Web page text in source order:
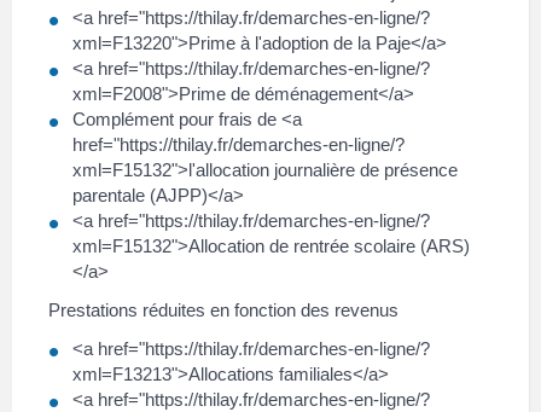
<a href="https://thilay.fr/demarches-en-ligne/?
xml=F13220">Prime à l'adoption de la Paje</a>
<a href="https://thilay.fr/demarches-en-ligne/?
xml=F2008">Prime de déménagement</a>
Complément pour frais de <a
href="https://thilay.fr/demarches-en-ligne/?
xml=F15132">l'allocation journalière de présence
parentale (AJPP)</a>
<a href="https://thilay.fr/demarches-en-ligne/?
xml=F15132">Allocation de rentrée scolaire (ARS)
</a>
Prestations réduites en fonction des revenus
<a href="https://thilay.fr/demarches-en-ligne/?
xml=F13213">Allocations familiales</a>
<a href="https://thilay.fr/demarches-en-ligne/?